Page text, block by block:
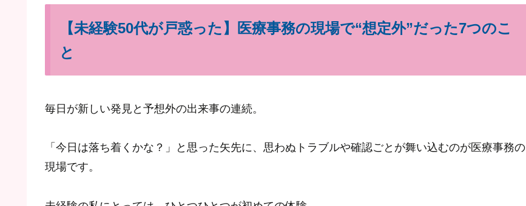
【未経験50代が戸惑った】医療事務の現場で“想定外”だった7つのこ
と
毎日が新しい発見と予想外の出来事の連続。
「今日は落ち着くかな？」と思った矢先に、思わぬトラブルや確認ごとが舞い込むのが医療事務の
現場です。